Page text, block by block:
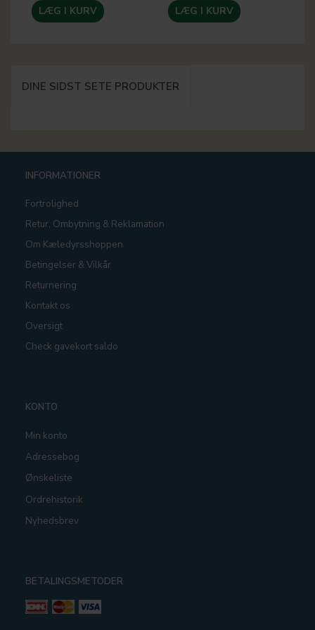
LÆG I KURV LÆG I KURV
DINE SIDST SETE PRODUKTER
INFORMATIONER
Fortrolighed
Retur, Ombytning & Reklamation
Om Kæledyrsshoppen
Betingelser & Vilkår
Returnering
Kontakt os
Oversigt
Check gavekort saldo
KONTO
Min konto
Adressebog
Ønskeliste
Ordrehistorik
Nyhedsbrev
BETALINGSMETODER